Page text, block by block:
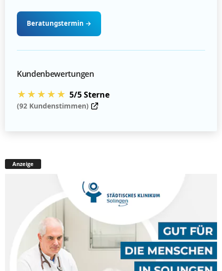
Beratungstermin →
Kundenbewertungen
★★★★★ 5/5 Sterne
(92 Kundenstimmen)
Anzeige